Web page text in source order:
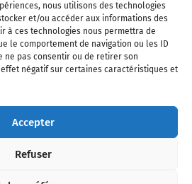
nous utilisons des technologies
et/ou accéder aux informations des
à ces technologies nous permettra de
le comportement de navigation ou les ID
ne pas consentir ou de retirer son
négatif sur certaines caractéristiques et
Accepter
Refuser
ACCESSOIRES